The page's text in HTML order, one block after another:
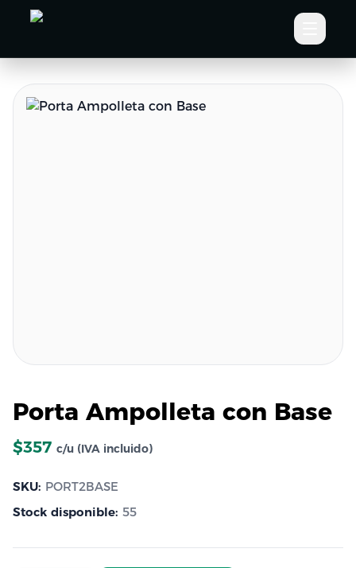
Porta Ampolleta con Base
$357 c/u (IVA incluido)
SKU: PORT2BASE
Stock disponible: 55